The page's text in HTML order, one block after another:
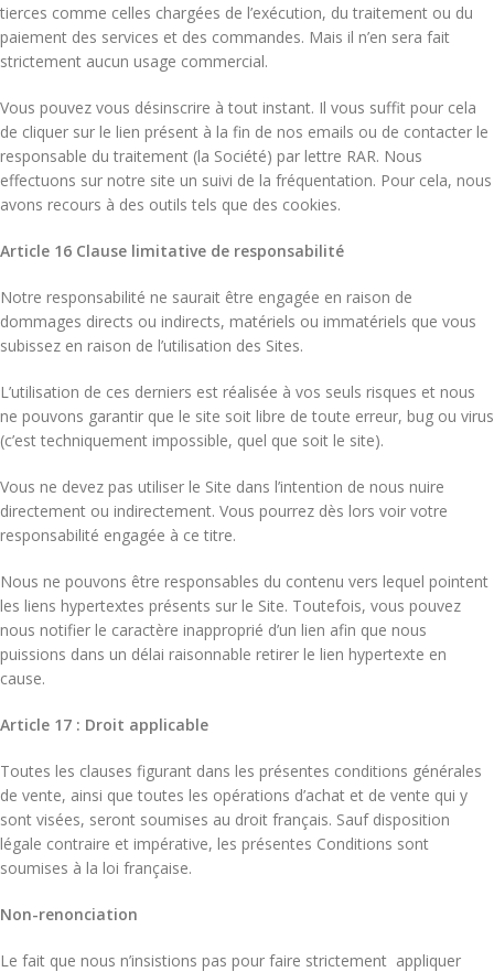
tierces comme celles chargées de l’exécution, du traitement ou du
paiement des services et des commandes. Mais il n’en sera fait
strictement aucun usage commercial.
Vous pouvez vous désinscrire à tout instant. Il vous suffit pour cela
de cliquer sur le lien présent à la fin de nos emails ou de contacter le
responsable du traitement (la Société) par lettre RAR. Nous
effectuons sur notre site un suivi de la fréquentation. Pour cela, nous
avons recours à des outils tels que des cookies.
Article 16 Clause limitative de responsabilité
Notre responsabilité ne saurait être engagée en raison de
dommages directs ou indirects, matériels ou immatériels que vous
subissez en raison de l’utilisation des Sites.
L’utilisation de ces derniers est réalisée à vos seuls risques et nous
ne pouvons garantir que le site soit libre de toute erreur, bug ou virus
(c’est techniquement impossible, quel que soit le site).
Vous ne devez pas utiliser le Site dans l’intention de nous nuire
directement ou indirectement. Vous pourrez dès lors voir votre
responsabilité engagée à ce titre.
Nous ne pouvons être responsables du contenu vers lequel pointent
les liens hypertextes présents sur le Site. Toutefois, vous pouvez
nous notifier le caractère inapproprié d’un lien afin que nous
puissions dans un délai raisonnable retirer le lien hypertexte en
cause.
Article 17 : Droit applicable
Toutes les clauses figurant dans les présentes conditions générales
de vente, ainsi que toutes les opérations d’achat et de vente qui y
sont visées, seront soumises au droit français. Sauf disposition
légale contraire et impérative, les présentes Conditions sont
soumises à la loi française.
Non-renonciation
Le fait que nous n’insistions pas pour faire strictement appliquer